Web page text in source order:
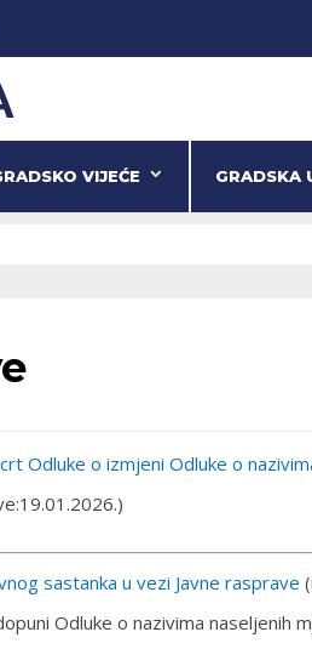
VIJEĆE GRADSKA
Odluke o izmjeni Odluke o
sastanka u vezi Javne rasprave
Odluke o nazivima naseljenih